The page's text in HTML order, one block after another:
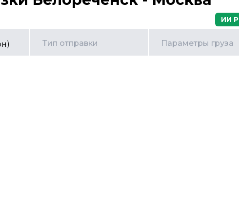
Тип отправки Параметры груза
ИИ